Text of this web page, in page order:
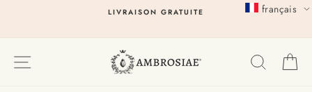
LIVRAISON GRATUITE français